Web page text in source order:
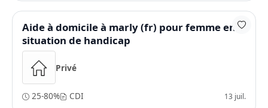
Aide à domicile à marly (fr) pour femme en
situation de handicap
Privé
25-80% CDI 13 juil.